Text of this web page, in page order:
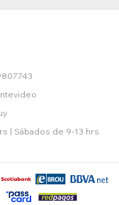
| Sábados de 9-13 hrs